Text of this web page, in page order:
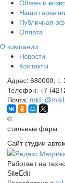
Обмен и
Наши
Публичная
Оплата
О компании
Новости
Контакты
Адрес: 680000, г.
Телефон: +7
Почта:
©
стильные фары
Сайт студии
Работает на
SiteEdit